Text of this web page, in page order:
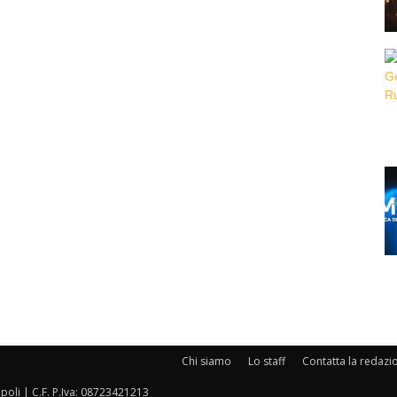
Chi siamo Lo staff Contatta la
| C.F. P.Iva: 08723421213